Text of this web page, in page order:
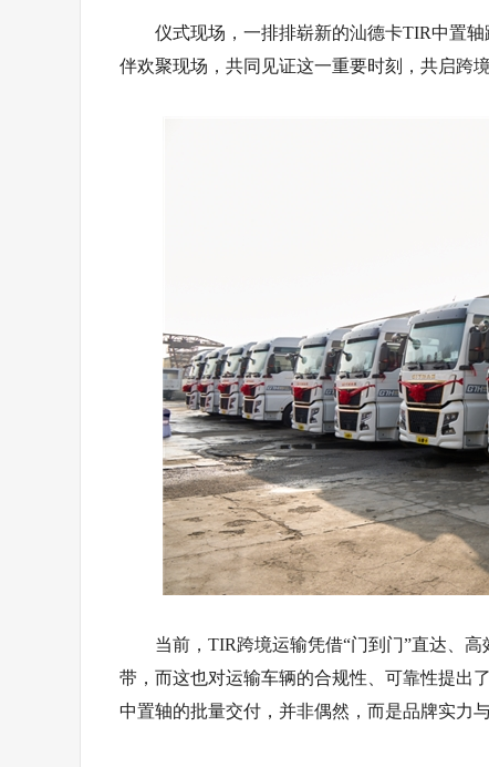
仪式现场，一排排崭新的汕德卡TIR中置
伴欢聚现场，共同见证这一重要时刻，共启跨
当前，TIR跨境运输凭借“门到门”直达、
带，而这也对运输车辆的合规性、可靠性提出
中置轴的批量交付，并非偶然，而是品牌实力